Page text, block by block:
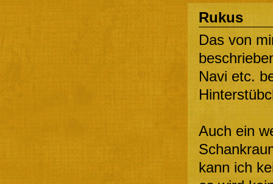
Rukus
Das von
Navi etc.
Auch ein
kann ich